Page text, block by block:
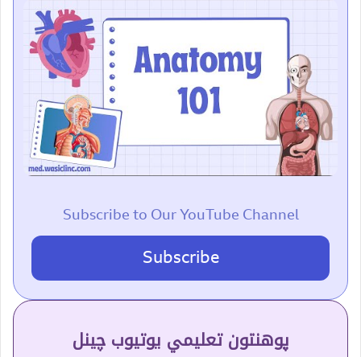
Subscribe to Our YouTube Channel
Subscribe
پوهنتون تعلیمي یوتیوب چینل